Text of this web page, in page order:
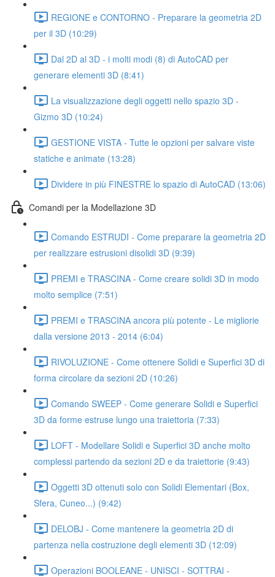
REGIONE e CONTORNO - Preparare la geometria 2D
per il 3D (10:29)
Dal 2D al 3D - i molti modi (8) di AutoCAD per
generare elementi 3D (8:41)
La visualizzazione degli oggetti nello spazio 3D -
Gizmo 3D (10:24)
GESTIONE VISTA - Tutte le opzioni per salvare viste
statiche e animate (13:28)
Dividere in più FINESTRE lo spazio di AutoCAD (13:06)
Comandi per la Modellazione 3D
Comando ESTRUDI - Come preparare la geometria 2D
per realizzare estrusioni disolidi 3D (9:39)
PREMI e TRASCINA - Come creare solidi 3D in modo
molto semplice (7:51)
PREMI e TRASCINA ancora più potente - Le migliorie
dalla versione 2013 - 2014 (6:04)
RIVOLUZIONE - Come ottenere Solidi e Superfici 3D di
forma circolare da sezioni 2D (10:26)
Comando SWEEP - Come generare Solidi e Superfici
3D da forme estruse lungo una traiettoria (7:33)
LOFT - Modellare Solidi e Superfici 3D anche molto
complessi partendo da sezioni 2D e da traiettorie (9:43)
Oggetti 3D ottenuti solo con Solidi Elementari (Box,
Sfera, Cuneo...) (9:42)
DELOBJ - Come mantenere la geometria 2D di
partenza nella costruzione degli elementi 3D (12:09)
Operazioni BOOLEANE - UNISCI - SOTTRAI -